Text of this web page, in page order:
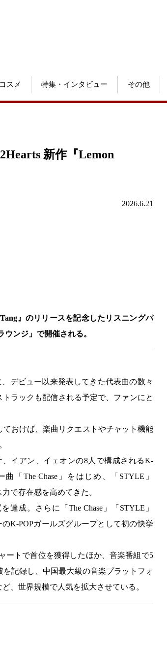
スメ 特集・インタビュー その他
新作『Lemon
2026.6.21
』のリリースを記念したリスニングパ
ンジ」で開催される。
デビュー以来発表してきた代表曲の数々
ラックも配信される予定で、ファンにと
おけば、楽曲リクエストやチャット機能
、イアン、イェオンの8人で構成されるK-
「The Chase」をはじめ、「STYLE」
で存在感を高めてきた。
成。さらに「The Chase」「STYLE」
K-POPガールズグループとして初の快挙
ートで首位を獲得したほか、音楽番組で5
記録し、中国最大級の音楽プラットフォ
、世界規模で人気を拡大させている。